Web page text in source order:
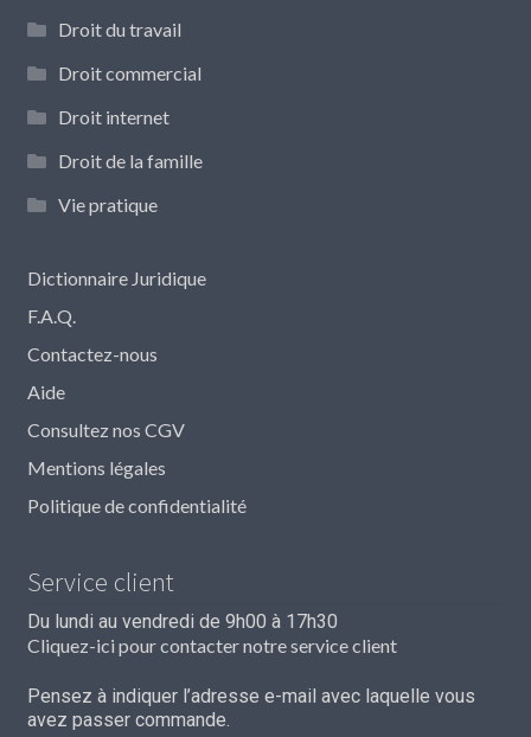
Droit du travail
Droit commercial
Droit internet
Droit de la famille
Vie pratique
Dictionnaire Juridique
F.A.Q.
Contactez-nous
Aide
Consultez nos CGV
Mentions légales
Politique de confidentialité
Service client
Du lundi au vendredi de 9h00 à 17h30
Cliquez-ici pour contacter notre service client
Pensez à indiquer l’adresse e-mail avec laquelle vous
avez passer commande.